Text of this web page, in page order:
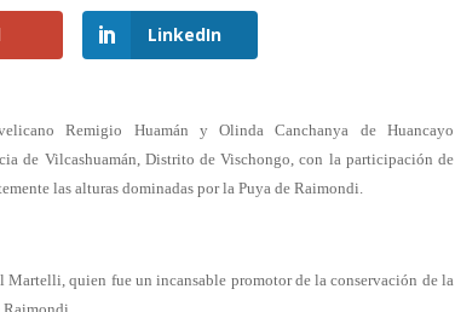
LinkedIn
Remigio Huamán y Olinda Canchanya de Huancayo
de Vilcashuamán, Distrito de Vischongo, con la participación de
las alturas dominadas por la Puya de Raimondi.
quien fue un incansable promotor de la conservación de la